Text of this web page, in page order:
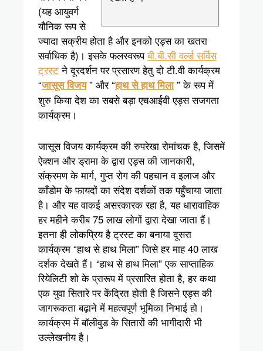
(यह आयुवर्ग
यौनिक रूप से
ज्यादा सक्रीय होता है और इनको एड्स का खतरा
सर्वाधिक है)। इसके फलस्वरूपबी.बी.सी वर्ल्ड सर्विस
ट्रस्टने दूरदर्शन पर प्रसारण हेतु दो टी.वी कार्यक्रम
“जासूस विजय” और “हाथ से हाथ मिला” के रूप में
शुरु किया देश का सबसे बड़ा एचआईवी एड्स सजगता
कार्यक्रम।
जासूस विजय कार्यक्रम की रुपरेखा रोमांचक है, जिसमें
ऐक्शन और ड्रामा के द्वारा एड्स की जानकारी,
संक्रमण के मार्ग, गुप्त रोग की पहचान व इलाज और
काँडोम के फायदों का संदेश दर्शकों तक पहुँचाया जाता
है। और यह वाकई असरकारक रहा है, यह धारावाहिक
हर महीने करीब 75 लाख लोगों द्वारा देखा जाता हैं।
इतना ही लोकप्रिय है ट्रस्ट का बनाया दूसरा
कार्यक्रम “हाथ से हाथ मिला” जिसे हर माह 40 लाख
दर्शक देखते हैं। “हाथ से हाथ मिला” एक साप्ताहिक
रियेलिटी शो के प्रारूप में प्रसारित होता है, हर कथा
एक युवा सितारे पर केंद्रित होती है जिसने एड्स की
जागरूकता बढ़ाने में महत्वपूर्ण भूमिका निभाई हो।
कार्यक्रम में बॉलीवुड के सितारों की भागीदारी भी
उल्लेखनीय है।